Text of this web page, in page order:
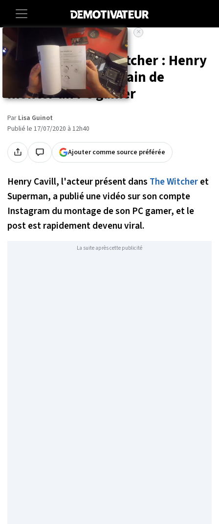
Accueil Entertainment People
Superman / The Witcher : Henry
Cavill se filme en train de
monter un PC gamer
Par Lisa Guinot
Publié le 17/07/2020 à 12h40
Ajouter comme source préférée
×
Henry Cavill, l'acteur présent dans The Witcheret
Superman, a publié une vidéo sur son compte
Instagram du montage de son PC gamer, et le
post est rapidement devenu viral.
La suite après cette publicité